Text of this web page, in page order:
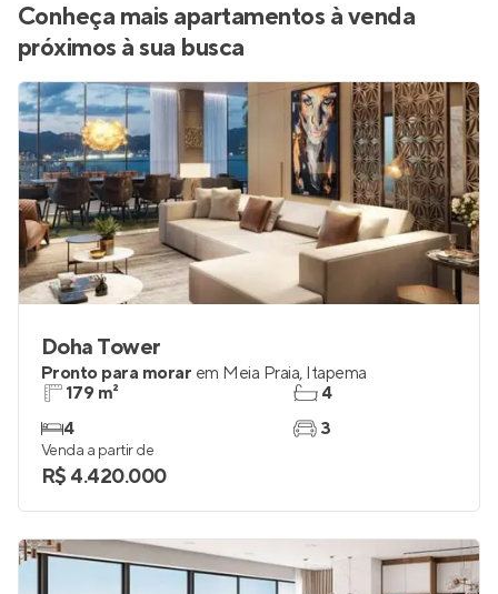
Conheça mais apartamentos à venda
próximos à sua busca
Doha Tower
Pronto para morar em Meia Praia, Itapema
179 m²
4
4
3
Venda a partir de
R$ 4.420.000